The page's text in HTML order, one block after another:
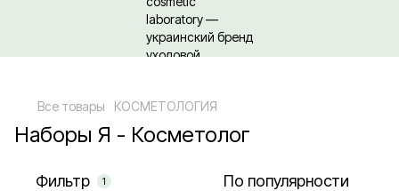
Все товары КОСМЕТОЛОГИЯ
Наборы Я - Косметолог
Фильтр 1 По популярности